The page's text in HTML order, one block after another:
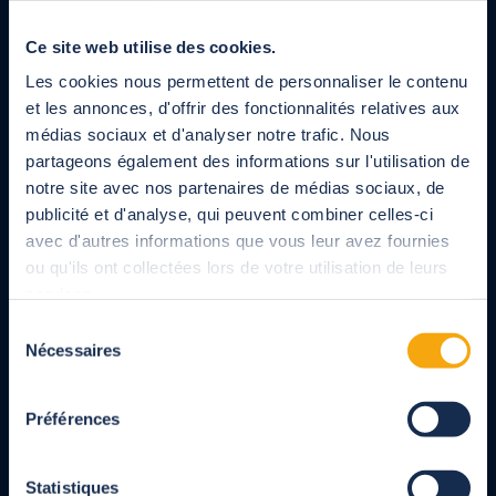
Ce site web utilise des cookies.
Les cookies nous permettent de personnaliser le contenu
et les annonces, d'offrir des fonctionnalités relatives aux
médias sociaux et d'analyser notre trafic. Nous
partageons également des informations sur l'utilisation de
notre site avec nos partenaires de médias sociaux, de
publicité et d'analyse, qui peuvent combiner celles-ci
avec d'autres informations que vous leur avez fournies
ou qu'ils ont collectées lors de votre utilisation de leurs
Nécessaires
Préférences
Statistiques
Fabricant français d'abris, volets et couvertures de
piscine, abris de terrasses, pergolas et carport pour
les particuliers et les professionnels.
Produits entièrement sur-mesure conçus dans le
respect des normes NF.
À votre écoute
du lundi au vendredi de 9h à 18h, service et appel gratuit
du lundi au vendredi de 9h à 18h, service et appel gratuit